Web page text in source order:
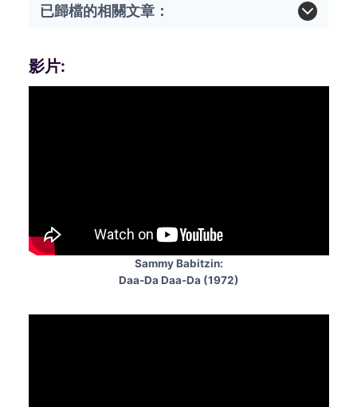
已歸檔的相關文章：
影片:
Sammy Babitzin:
Daa-Da Daa-Da (1972)